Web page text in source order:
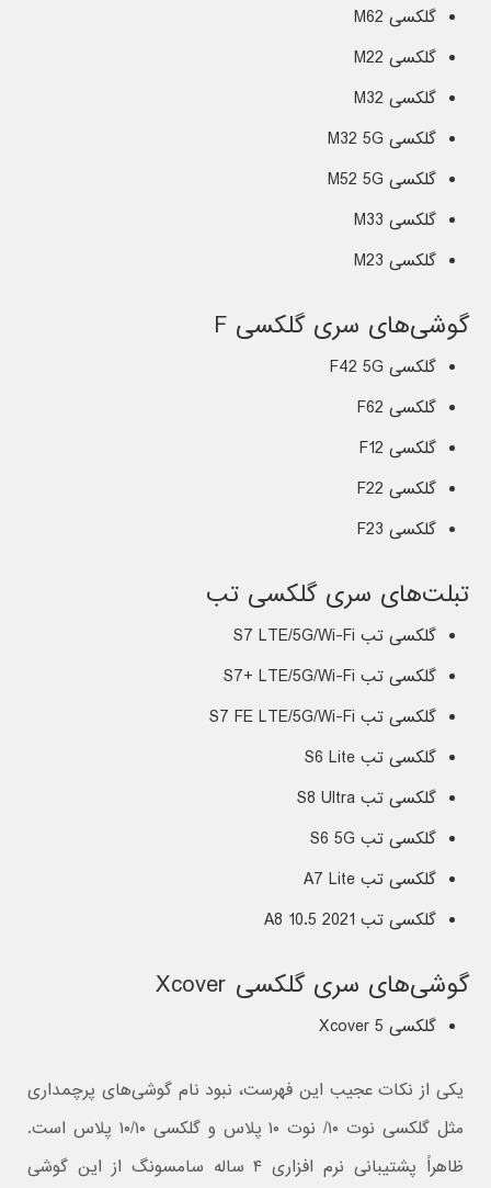
گلکسی M62
گلکسی M22
گلکسی M32
گلکسی M32 5G
گلکسی M52 5G
گلکسی M33
گلکسی M23
گوشی‌های سری گلکسی F
گلکسی F42 5G
گلکسی F62
گلکسی F12
گلکسی F22
گلکسی F23
تبلت‌های سری گلکسی تب
گلکسی تب S7 LTE/5G/Wi-Fi
گلکسی تب S7+ LTE/5G/Wi-Fi
گلکسی تب S7 FE LTE/5G/Wi-Fi
گلکسی تب S6 Lite
گلکسی تب S8 Ultra
گلکسی تب S6 5G
گلکسی تب A7 Lite
گلکسی تب A8 10.5 2021
گوشی‌های سری گلکسی Xcover
گلکسی Xcover 5
یکی از نکات عجیب این فهرست، نبود نام گوشی‌های پرچمداری
مثل گلکسی نوت ۱۰/ نوت ۱۰ پلاس و گلکسی ۱۰/۱۰ پلاس است.
ظاهراً پشتیبانی نرم افزاری ۴ ساله سامسونگ از این گوشی